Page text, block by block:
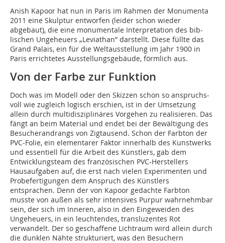
Anish Kapoor hat nun in Paris im Rahmen der Monumenta
2011 eine Skulptur entworfen (leider schon wieder
abgebaut), die eine monumentale Interpretation des bib-
lischen Ungeheuers „Leviathan” darstellt. Diese füllte das
Grand Palais, ein für die Weltausstellung im Jahr 1900 in
Paris errichtetes Ausstellungsgebäude, förmlich aus.
Von der Farbe zur Funktion
Doch was im Modell oder den Skizzen schon so anspruchs­
voll wie zugleich logisch erschien, ist in der Umsetzung
allein durch multidisziplinäres Vorgehen zu realisieren. Das
fängt an beim Material und endet bei der Bewältigung des
Besucherandrangs von Zigtausend. Schon der Farbton der
PVC-Folie, ein elementarer Faktor innerhalb des Kunstwerks
und essentiell für die Arbeit des Künstlers, gab dem
Entwicklungsteam des französischen PVC-Herstellers
Hausaufgaben auf, die erst nach vielen Experimenten und
Probefertigungen dem Anspruch des Künstlers
entsprachen. Denn der von Kapoor gedachte Farbton
musste von außen als sehr intensives Purpur wahrnehmbar
sein, der sich im Inneren, also in den Eingeweiden des
Ungeheuers, in ein leuchtendes, transluzentes Rot
verwandelt. Der so geschaffene Lichtraum wird allein durch
die dunklen Nähte strukturiert, was den Besuchern